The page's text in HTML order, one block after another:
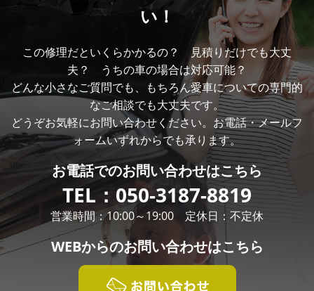
い！
この修理だといくらかかるの？ 見積りだけでも大丈
夫？ うちの車の場合は対応可能？
どんな小さなご質問でも、もちろん愛車についての専門的
なご相談でも大丈夫です。
どうぞお気軽にお問い合わせください。お電話・メールフ
ォームいずれからでも承ります。
お電話でのお問い合わせはこちら
TEL： 050-3187-8819
営業時間：10:00～19:00 定休日：不定休
WEBからのお問い合わせはこちら